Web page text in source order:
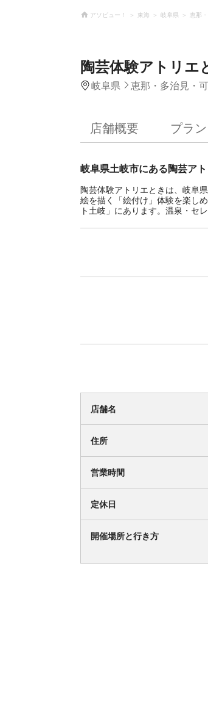
アソビュー！ 東海 岐阜県 恵那
陶芸体験アトリエ
岐阜県 恵那・多治見・
店舗概要 プラン
岐阜県土岐市にある陶芸ア
陶芸体験アトリエときは、岐阜
絵を描く「絵付け」体験を楽し
ト土岐」にあります。温泉・セ
店舗名
住所
営業時間
定休日
開催場所と行き方